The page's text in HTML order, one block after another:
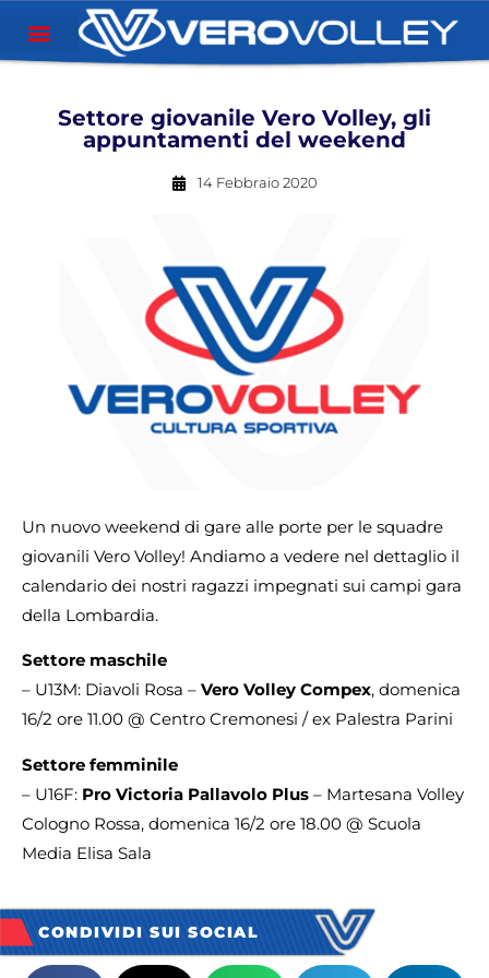
Settore giovanile Vero Volley, gli
appuntamenti del weekend
14 Febbraio 2020
Un nuovo weekend di gare alle porte per le squadre
giovanili Vero Volley! Andiamo a vedere nel dettaglio il
calendario dei nostri ragazzi impegnati sui campi gara
della Lombardia.
Settore maschile
– U13M: Diavoli Rosa – Vero Volley Compex, domenica
16/2 ore 11.00 @ Centro Cremonesi / ex Palestra Parini
Settore femminile
– U16F: Pro Victoria Pallavolo Plus – Martesana Volley
Cologno Rossa, domenica 16/2 ore 18.00 @ Scuola
Media Elisa Sala
CONDIVIDI SUI SOCIAL